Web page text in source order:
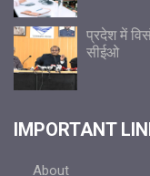
प्रदेश में
सीईओ
IMPORTANT
About